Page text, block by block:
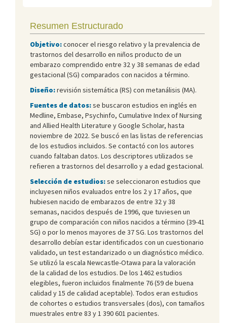
Resumen Estructurado
Objetivo:conocer el riesgo relativo y la prevalencia de
trastornos del desarrollo en niños producto de un
embarazo comprendido entre 32 y 38 semanas de edad
gestacional (SG) comparados con nacidos a término.
Diseño:revisión sistemática (RS) con metanálisis (MA).
Fuentes de datos:se buscaron estudios en inglés en
Medline, Embase, Psychinfo, Cumulative Index of Nursing
and Allied Health Literature y Google Scholar, hasta
noviembre de 2022. Se buscó en las listas de referencias
de los estudios incluidos. Se contactó con los autores
cuando faltaban datos. Los descriptores utilizados se
refieren a trastornos del desarrollo y a edad gestacional.
Selección de estudios:se seleccionaron estudios que
incluyesen niños evaluados entre los 2 y 17 años, que
hubiesen nacido de embarazos de entre 32 y 38
semanas, nacidos después de 1996, que tuviesen un
grupo de comparación con niños nacidos a término (39-41
SG) o por lo menos mayores de 37 SG. Los trastornos del
desarrollo debían estar identificados con un cuestionario
validado, un test estandarizado o un diagnóstico médico.
Se utilizó la escala Newcastle-Otawa para la valoración
de la calidad de los estudios. De los 1462 estudios
elegibles, fueron incluidos finalmente 76 (59 de buena
calidad y 15 de calidad aceptable). Todos eran estudios
de cohortes o estudios transversales (dos), con tamaños
muestrales entre 83 y 1 390 601 pacientes.